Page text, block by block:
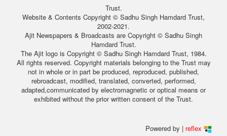
Trust.
Website & Contents Copyright © Sadhu Singh Hamdard Trust,
2002-2021.
Ajit Newspapers & Broadcasts are Copyright © Sadhu Singh
Hamdard Trust.
The Ajit logo is Copyright © Sadhu Singh Hamdard Trust, 1984.
All rights reserved. Copyright materials belonging to the Trust may
not in whole or in part be produced, reproduced, published,
rebroadcast, modified, translated, converted, performed,
adapted,communicated by electromagnetic or optical means or
exhibited without the prior written consent of the Trust.
Powered by | reflex